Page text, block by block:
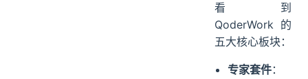
看到
QoderWork 的
五大核心板块：
专家套件：